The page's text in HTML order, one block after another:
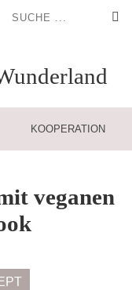
KOOPERATION
veganen